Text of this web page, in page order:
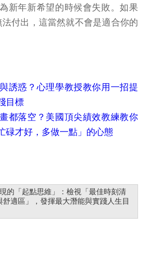
新年新希望的時候會失敗。如果
付出，這當然就不會是適合你的
誘惑？心理學教授教你用一招提
目標
都落空？美國頂尖績效教練教你
碌才好，多做一點」的心態
的「起點思維」：檢視「最佳時刻清
適區」，發揮最大潛能與實踐人生目